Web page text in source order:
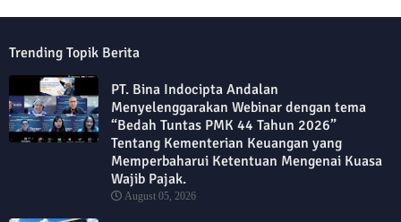
Trending Topik Berita
PT. Bina Indocipta Andalan
Menyelenggarakan Webinar dengan tema
“Bedah Tuntas PMK 44 Tahun 2026”
Tentang Kementerian Keuangan yang
Memperbaharui Ketentuan Mengenai Kuasa
Wajib Pajak.
August 05, 2026